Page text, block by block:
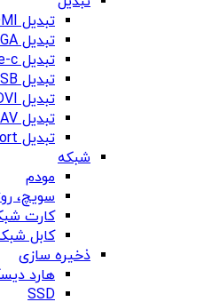
تبدیل HDMI
تبدیل VGA
تبدیل type-c
تبدیل USB به LAN
تبدیل DVI
تبدیل RCA-AV
تبدیل Display Port
شبکه
مودم
سویچ،
کارت
کابل
ذخیره سازی
هارد
SSD